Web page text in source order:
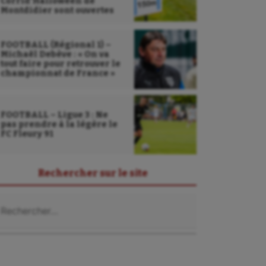
Montdidier sont ouvertes
FOOTBALL (Régional 1) –
Michaël Debève : « On va
tout faire pour retrouver le
championnat de France »
FOOTBALL – Ligue 3 : Ne
pas prendre à la légère le
FC Fleury 91
Rechercher sur le site